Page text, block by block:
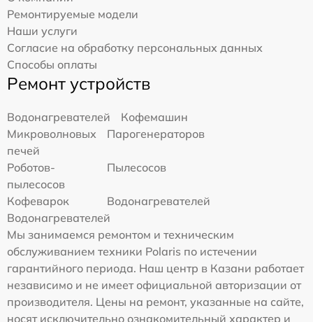
Ремонтируемые модели
Наши услуги
Согласие на обработку персональных данных
Способы оплаты
Ремонт устройств
Водонагревателей
Кофемашин
Микроволновых
печей
Парогенераторов
Роботов-
пылесосов
Пылесосов
Кофеварок
Водонагревателей
Водонагревателей
Мы занимаемся ремонтом и техническим
обслуживанием техники Polaris по истечении
гарантийного периода. Наш центр в Казани работает
независимо и не имеет официальной авторизации от
производителя. Цены на ремонт, указанные на сайте,
носят исключительно ознакомительный характер и